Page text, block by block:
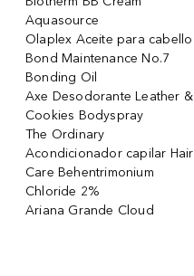
Aquasource
Olaplex Aceite para cabello
Bond Maintenance No.7
Bonding Oil
Axe Desodorante Leather &
Cookies Bodyspray
The Ordinary
Acondicionador capilar Hair
Care Behentrimonium
Chloride 2%
Ariana Grande Cloud